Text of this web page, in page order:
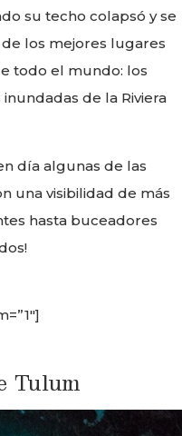
su techo colapsó y se
los mejores lugares
todo el mundo: los
de la Riviera
día algunas de las
una visibilidad de más
hasta buceadores
Tulum